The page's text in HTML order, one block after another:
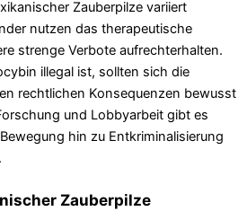
Zauberpilze variiert
nutzen das therapeutische
strenge Verbote aufrechterhalten.
illegal ist, sollten sich die
rechtlichen Konsequenzen bewusst
und Lobbyarbeit gibt es
hin zu Entkriminalisierung
Zauberpilze